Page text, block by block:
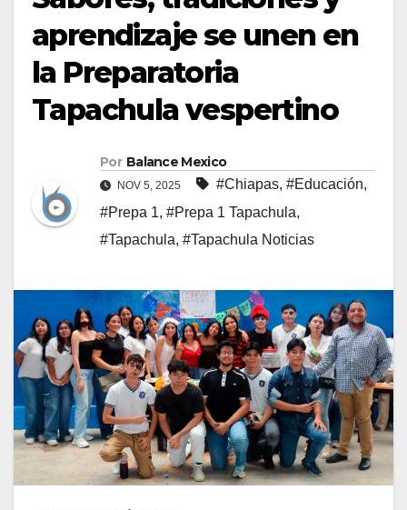
aprendizaje se unen en
la Preparatoria
Tapachula vespertino
Por Balance Mexico
NOV 5, 2025 #Chiapas, #Educación,
#Prepa 1, #Prepa 1 Tapachula,
#Tapachula, #Tapachula Noticias